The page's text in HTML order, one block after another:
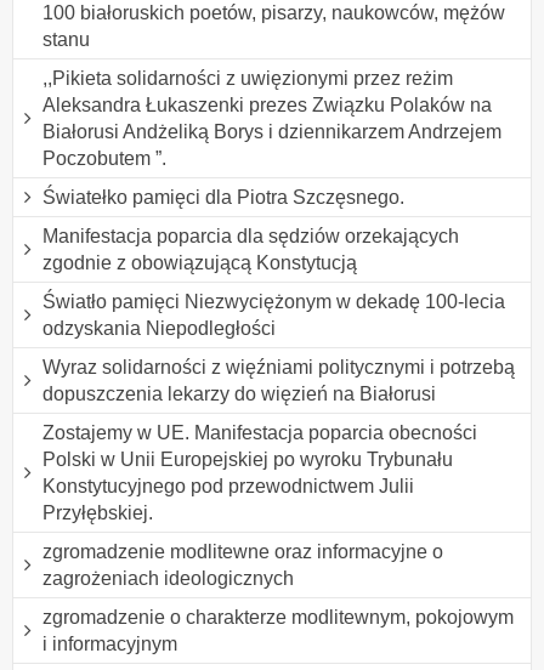
100 białoruskich poetów, pisarzy, naukowców, mężów
stanu
,,Pikieta solidarności z uwięzionymi przez reżim
Aleksandra Łukaszenki prezes Związku Polaków na
Białorusi Andżeliką Borys i dziennikarzem Andrzejem
Poczobutem ”.
Światełko pamięci dla Piotra Szczęsnego.
Manifestacja poparcia dla sędziów orzekających
zgodnie z obowiązującą Konstytucją
Światło pamięci Niezwyciężonym w dekadę 100-lecia
odzyskania Niepodległości
Wyraz solidarności z więźniami politycznymi i potrzebą
dopuszczenia lekarzy do więzień na Białorusi
Zostajemy w UE. Manifestacja poparcia obecności
Polski w Unii Europejskiej po wyroku Trybunału
Konstytucyjnego pod przewodnictwem Julii
Przyłębskiej.
zgromadzenie modlitewne oraz informacyjne o
zagrożeniach ideologicznych
zgromadzenie o charakterze modlitewnym, pokojowym
i informacyjnym